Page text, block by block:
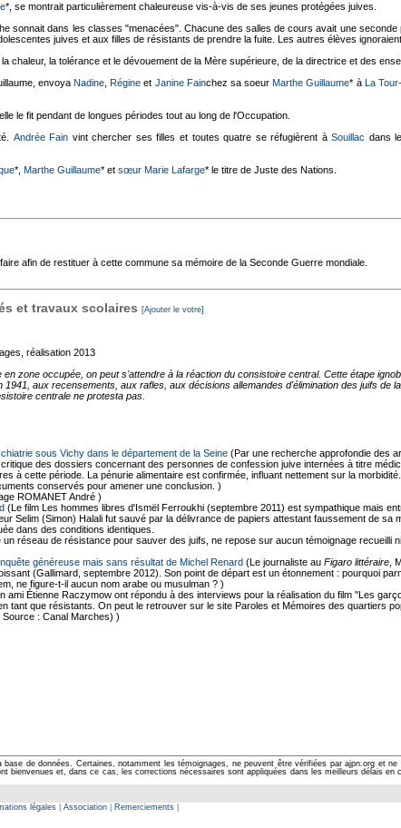
*, se montrait particulièrement chaleureuse vis-à-vis de ses jeunes protégées juives.
sonnait dans les classes "menacées". Chacune des salles de cours avait une seconde
juives et aux filles de résistants de prendre la fuite. Les autres élèves ignoraient
la tolérance et le dévouement de la Mère supérieure, de la directrice et des
envoyaNadine ,Régine et Janine Fainchez sa soeurMarthe Guillaume* à La
le fit pendant de longues périodes tout au long de l'Occupation.
Andrée Fain vint chercher ses filles et toutes quatre se réfugièrent àSouillac dans
*, Marthe Guillaume* et sœur Marie Lafarge* le titre de Juste des Nations.
afin de restituer à cette commune sa mémoire de la Seconde Guerre mondiale.
et travaux scolaires [Ajouter le votre]
réalisation 2013
zone occupée, on peut s'attendre à la réaction du consistoire central. Cette étape
aux recensements, aux rafles, aux décisions allemandes d'élimination des juifs de
centrale ne protesta pas.
sous Vichy dans le département de la Seine (Par une recherche approfondie des
des dossiers concernant des personnes de confession juive internées à titre
à cette période. La pénurie alimentaire est confirmée, influant nettement sur la
conservés pour amener une conclusion. )
ROMANET André )
(Le film Les hommes libres d'Ismël Ferroukhi (septembre 2011) est sympathique mais
Selim (Simon) Halali fut sauvé par la délivrance de papiers attestant faussement de sa
dans des conditions identiques.
réseau de résistance pour sauver des juifs, ne repose sur aucun témoignage recueilli
généreuse mais sans résultat de Michel Renard (Le journaliste au Figaro littéraire ,
(Gallimard, septembre 2012). Son point de départ est un étonnement : pourquoi
ne figure-t-il aucun nom arabe ou musulman ? )
ami Étienne Raczymow ont répondu à des interviews pour la réalisation du film "Les
tant que résistants. On peut le retrouver sur le site Paroles et Mémoires des quartiers
: Canal Marches) )
de données. Certaines, notamment les témoignages, ne peuvent être vérifiées par ajpn.org et
et, dans ce cas, les corrections nécessaires sont appliquées dans les meilleurs délais
légales Association Remerciements